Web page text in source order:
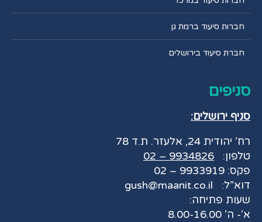
חברות סיעוד ברמת גן
חברת סיעוד בירושלים
סניפים
סניף ירושלים:
רח’ יהודית 24, אלעזר. ת.ד 78
טלפון:
9934826 – 02
פקס: 9933919 – 02
דוא”ל:
שעות פתיחה:
א’- ה’ 8.00-16.00